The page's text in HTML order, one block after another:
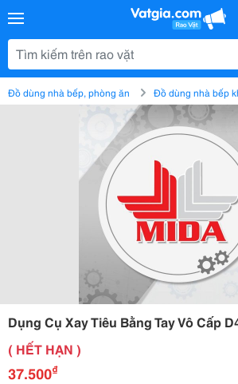
Đồ dùng nhà bếp, phòng ăn Đồ dùng nhà bếp
Dụng Cụ Xay Tiêu Bằng Tay Vô Cấp
( HẾT HẠN )
37.500₫